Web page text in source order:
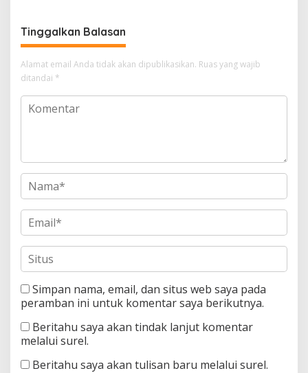
Tinggalkan Balasan
Alamat email Anda tidak akan dipublikasikan. Ruas yang wajib
ditandai *
Simpan nama, email, dan situs web saya pada
peramban ini untuk komentar saya berikutnya.
Beritahu saya akan tindak lanjut komentar
melalui surel.
Beritahu saya akan tulisan baru melalui surel.